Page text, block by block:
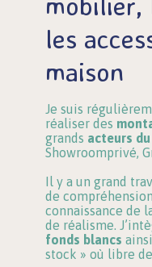
les
maison
Je suis
réaliser des
grands acteurs
Showroomprivé,
Il y a un grand
de
connaissance de
de réalisme.
fonds blancs
stock » où libre